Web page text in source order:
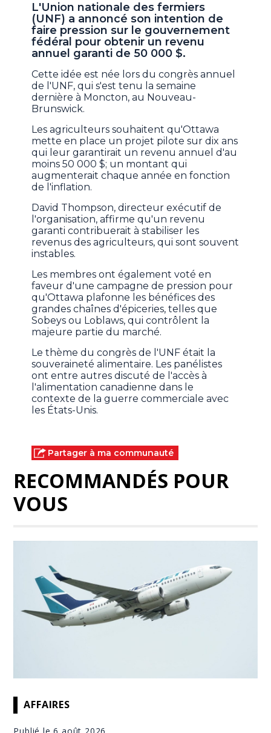
L'Union nationale des fermiers
(UNF) a annoncé son intention de
faire pression sur le gouvernement
fédéral pour obtenir un revenu
annuel garanti de 50 000 $.
Cette idée est née lors du congrès annuel
de l'UNF, qui s'est tenu la semaine
dernière à Moncton, au Nouveau-
Brunswick.
Les agriculteurs souhaitent qu'Ottawa
mette en place un projet pilote sur dix ans
qui leur garantirait un revenu annuel d'au
moins 50 000 $; un montant qui
augmenterait chaque année en fonction
de l'inflation.
David Thompson, directeur exécutif de
l'organisation, affirme qu'un revenu
garanti contribuerait à stabiliser les
revenus des agriculteurs, qui sont souvent
instables.
Les membres ont également voté en
faveur d'une campagne de pression pour
qu'Ottawa plafonne les bénéfices des
grandes chaînes d'épiceries, telles que
Sobeys ou Loblaws, qui contrôlent la
majeure partie du marché.
Le thème du congrès de l'UNF était la
souveraineté alimentaire. Les panélistes
ont entre autres discuté de l'accès à
l'alimentation canadienne dans le
contexte de la guerre commerciale avec
les États-Unis.
Partager à ma communauté
RECOMMANDÉS POUR
VOUS
AFFAIRES